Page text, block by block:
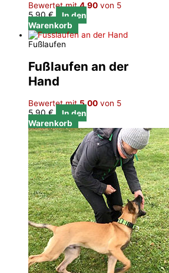
Bewertet mit4.90 von 5
5,90€
In den
Warenkorb
Fußlaufen
Fußlaufen an der
Hand
Bewertet mit5.00 von 5
5,90€
In den
Warenkorb